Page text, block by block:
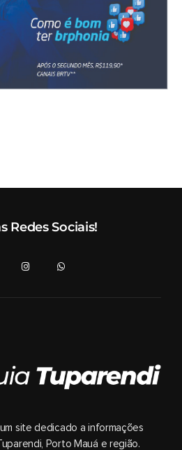
Redes Sociais!
site dedicado a informações
Porto Mauá e região.